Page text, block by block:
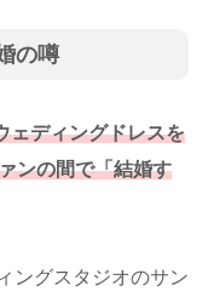
の噂
ェディングドレスを
ンの間で「結婚す
ングスタジオのサン